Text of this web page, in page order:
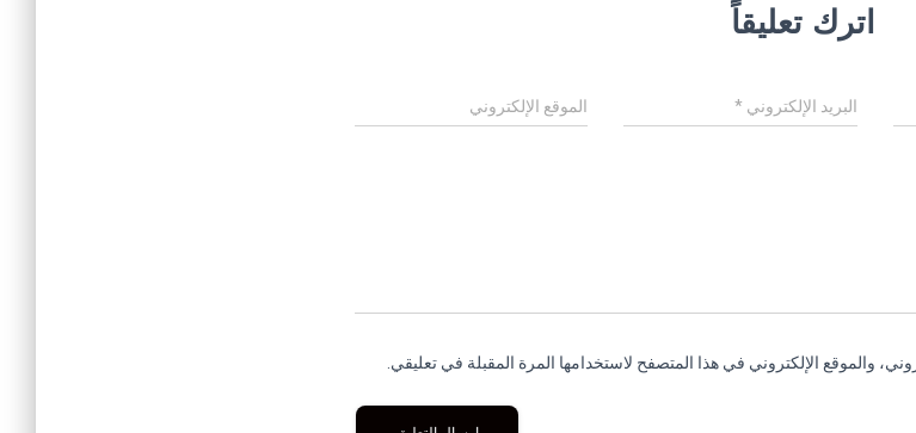
اترك تعليقاً
البريد الإلكتروني * الموقع الإلكتروني
والموقع الإلكتروني في هذا المتصفح لاستخدامها المرة المقبلة في تعليقي.